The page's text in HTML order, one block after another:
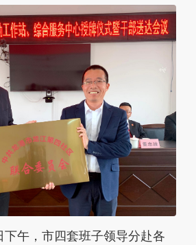
午，市四套班子领导分赴各